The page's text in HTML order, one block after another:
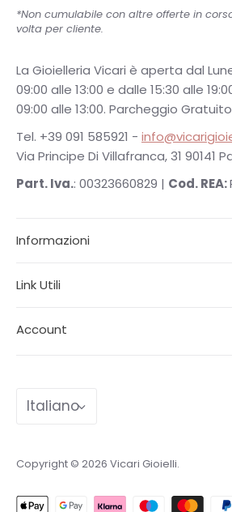
*Non cumulabile con altre offerte in
volta per cliente.
La Gioielleria Vicari è aperta dal
09:00 alle 13:00 e dalle 15:30 alle
09:00 alle 13:00. Parcheggio
Tel. +39 091 585921 -
Via Principe Di Villafranca, 31 90141
Part. Iva.: 00323660829 | Cod. REA:
Informazioni
Link Utili
Account
Lingua
Italiano
Copyright © 2026 Vicari Gioielli.